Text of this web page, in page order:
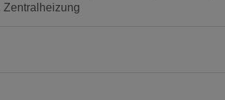
Zentralheizung